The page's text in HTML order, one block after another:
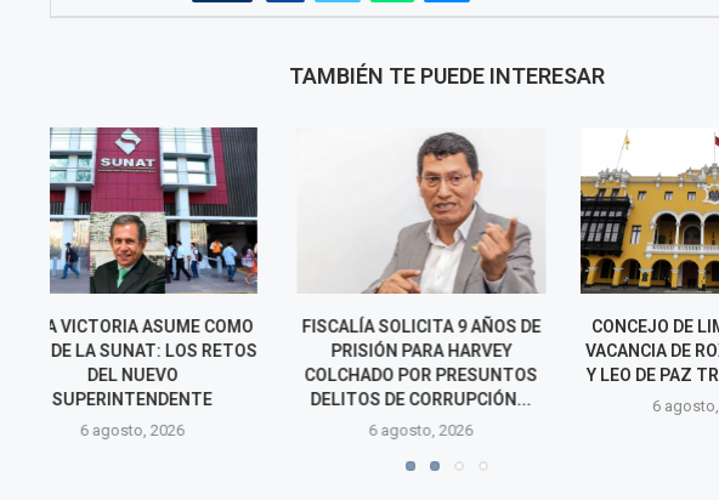
TAMBIÉN TE PUEDE INTERESAR
FISCALÍA SOLICITA 9 AÑOS DE
PRISIÓN PARA HARVEY
COLCHADO POR PRESUNTOS
DELITOS DE CORRUPCIÓN...
6 agosto, 2026
CONCEJO DE LIMA APRUEBA
VACANCIA DE ROXANA ROCHA
Y LEO DE PAZ TRAS ASUMIR...
6 agosto, 2026
PAPA LEÓN